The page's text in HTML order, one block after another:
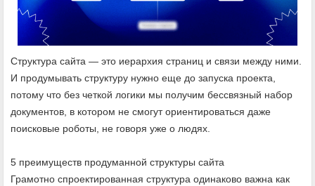
Структура сайта — это иерархия страниц и связи между ними.
И продумывать структуру нужно еще до запуска проекта,
потому что без четкой логики мы получим бессвязный набор
документов, в котором не смогут ориентироваться даже
поисковые роботы, не говоря уже о людях.
5 преимуществ продуманной структуры сайта
Грамотно спроектированная структура одинаково важна как